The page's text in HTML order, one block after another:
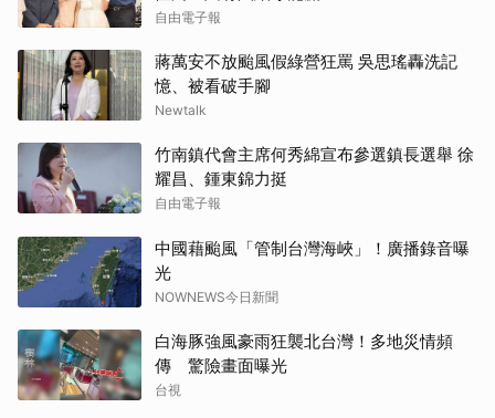
自由電子報
蔣萬安不放颱風假綠營狂罵 吳思瑤轟洗記
憶、被看破手腳
Newtalk
竹南鎮代會主席何秀綿宣布參選鎮長選舉 徐
耀昌、鍾東錦力挺
自由電子報
中國藉颱風「管制台灣海峽」！廣播錄音曝
光
NOWNEWS今日新聞
白海豚強風豪雨狂襲北台灣！多地災情頻
傳 驚險畫面曝光
台視